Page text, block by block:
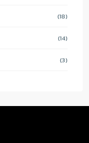
(18)
(14)
(3)